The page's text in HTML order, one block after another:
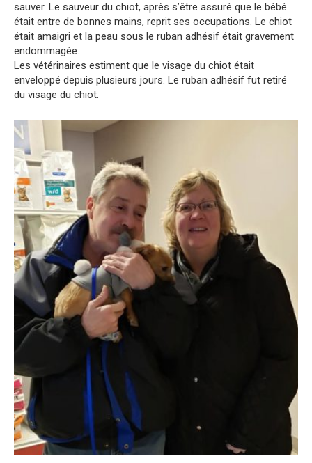
sauver. Le sauveur du chiot, après s’être assuré que le bébé
était entre de bonnes mains, reprit ses occupations. Le chiot
était amaigri et la peau sous le ruban adhésif était gravement
endommagée.
Les vétérinaires estiment que le visage du chiot était
enveloppé depuis plusieurs jours. Le ruban adhésif fut retiré
du visage du chiot.